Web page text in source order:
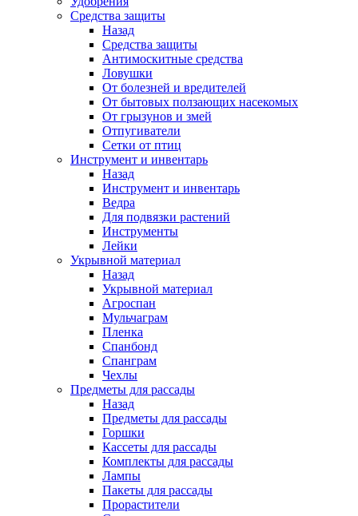
Средства защиты
Назад
Средства защиты
Антимоскитные средства
Ловушки
От болезней и вредителей
От бытовых ползающих насекомых
От грызунов и змей
Отпугиватели
Сетки от птиц
Инструмент и инвентарь
Назад
Инструмент и инвентарь
Ведра
Для подвязки растений
Инструменты
Лейки
Укрывной материал
Назад
Укрывной материал
Агроспан
Мульчаграм
Пленка
Спанбонд
Спанграм
Чехлы
Предметы для рассады
Назад
Предметы для рассады
Горшки
Кассеты для рассады
Комплекты для рассады
Лампы
Пакеты для рассады
Прорастители